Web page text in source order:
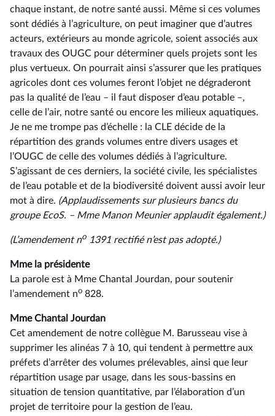
chaque instant, de notre santé aussi. Même si ces volumes
sont dédiés à l’agriculture, on peut imaginer que d’autres
acteurs, extérieurs au monde agricole, soient associés aux
travaux des OUGC pour déterminer quels projets sont les
plus vertueux. On pourrait ainsi s’assurer que les pratiques
agricoles dont ces volumes feront l’objet ne dégraderont
pas la qualité de l’eau –⁠ il faut disposer d’eau potable –,
celle de l’air, notre santé ou encore les milieux aquatiques.
Je ne me trompe pas d’échelle : la CLE décide de la
répartition des grands volumes entre divers usages et
l’OUGC de celle des volumes dédiés à l’agriculture.
S’agissant de ces derniers, la société civile, les spécialistes
de l’eau potable et de la biodiversité doivent aussi avoir leur
mot à dire. (Applaudissements sur plusieurs bancs du
groupe EcoS. –⁠ Mme Manon Meunier applaudit également.)
(L’amendement no 1391 rectifié n’est pas adopté.)
Mme la présidente
La parole est à Mme Chantal Jourdan, pour soutenir
l’amendement no 828.
Mme Chantal Jourdan
Cet amendement de notre collègue M. Barusseau vise à
supprimer les alinéas 7 à 10, qui tendent à permettre aux
préfets d’arrêter des volumes prélevables, ainsi que leur
répartition usage par usage, dans les sous-bassins en
situation de tension quantitative, par l’élaboration d’un
projet de territoire pour la gestion de l’eau.